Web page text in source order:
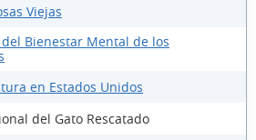
Viejas
Bienestar Mental de los
en Estados Unidos
del Gato Rescatado